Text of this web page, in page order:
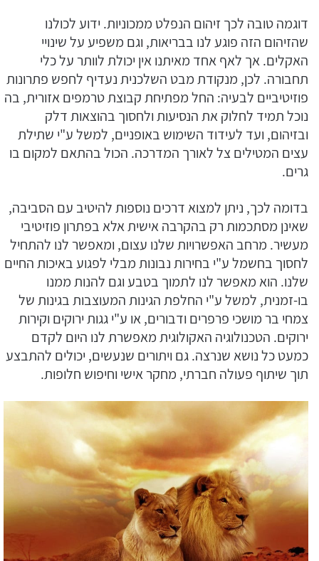
דוגמה טובה לכך זיהום הנפלט ממכוניות. ידוע לכולנו
שהזיהום הזה פוגע לנו בבריאות, וגם משפיע על שינויי
האקלים. אך לאף אחד מאיתנו אין יכולת לוותר על כלי
תחבורה. לכן, מנקודת מבט השלכנית נעדיף לחפש פתרונות
פוזיטיביים לבעיה: החל מפתיחת קבוצת טרמפים אזורית, בה
נוכל תמיד לחלוק את הנסיעות ולחסוך בהוצאות דלק
ובזיהום, ועד לעידוד השימוש באופניים, למשל ע"י שתילת
עצים המטילים צל לאורך המדרכה. הכול בהתאם למקום בו
גרים.
בדומה לכך, ניתן למצוא דרכים נוספות להיטיב עם הסביבה,
שאינן מסתכמות רק בהקרבה אישית אלא בפתרון פוזיטיבי
מעשיר. מרחב האפשרויות שלנו עצום, ומאפשר לנו להתחיל
לחסוך בחשמל ע"י בחירות נבונות מבלי לפגוע באיכות החיים
שלנו. הוא מאפשר לנו לתמוך בטבע וגם להנות ממנו
בו-זמנית, למשל ע"י החלפת הגינות המעוצבות בגינות של
צמחי בר מושכי פרפרים ודבורים, או ע"י גגות ירוקים וקירות
ירוקים. הטכנולוגיה האקולוגית מאפשרת לנו היום לקדם
כמעט כל נושא שנרצה. גם ויתורים שנעשים, יכולים להתבצע
תוך שיתוף פעולה חברתי, מחקר אישי וחיפוש חלופות.